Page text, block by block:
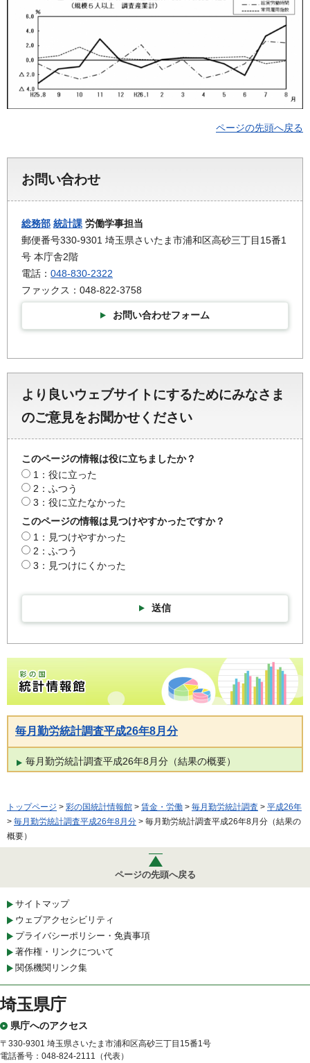
ページの先頭へ戻る
お問い合わせ
総務部 統計課 労働学事担当
郵便番号330-9301 埼玉県さいたま市浦和区高砂三丁目15番1
号 本庁舎2階
電話： 048-830-2322
ファックス：048-822-3758
お問い合わせフォーム
より良いウェブサイトにするためにみなさま
のご意見をお聞かせください
このページの情報は役に立ちましたか？
1：役に立った
2：ふつう
3：役に立たなかった
このページの情報は見つけやすかったですか？
1：見つけやすかった
2：ふつう
3：見つけにくかった
送信
彩の国統計情報館トップページ
毎月勤労統計調査平成26年8月分
毎月勤労統計調査平成26年8月分（結果の概要）
トップページ > 彩の国統計情報館 > 賃金・労働 > 毎月勤労統計調査 > 平成26年
> 毎月勤労統計調査平成26年8月分 > 毎月勤労統計調査平成26年8月分（結果の
概要）
ページの先頭へ戻る
サイトマップ
ウェブアクセシビリティ
プライバシーポリシー・免責事項
著作権・リンクについて
関係機関リンク集
埼玉県庁
県庁へのアクセス
〒330-9301 埼玉県さいたま市浦和区高砂三丁目15番1号
電話番号：048-824-2111（代表）